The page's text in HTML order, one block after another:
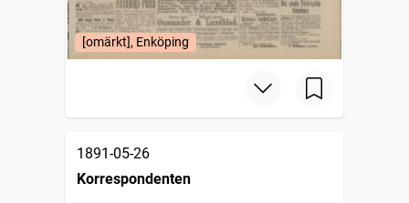
[omärkt], Enköping
1891-05-26
Korrespondenten